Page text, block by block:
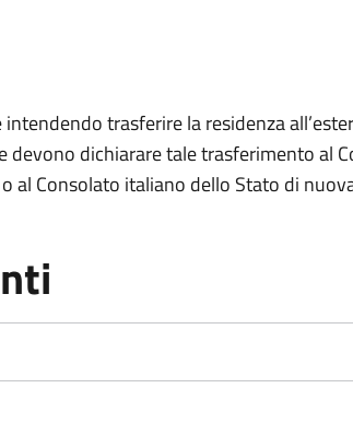
trasferire la residenza
devono dichiarare tale trasferimento al
al Consolato italiano dello Stato di